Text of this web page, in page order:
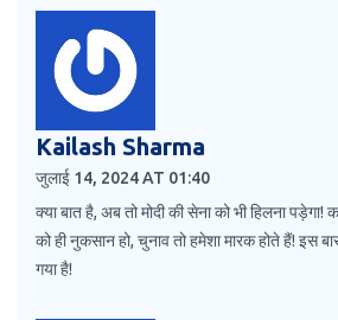
Kailash Sharma
जुलाई 14, 2024 AT 01:40
क्या बात है, अब तो मोदी की सेना को भी हिलना पड़ेगा!
को ही नुकसान हो, चुनाव तो हमेशा मारक होते हैं! इस
गया है!